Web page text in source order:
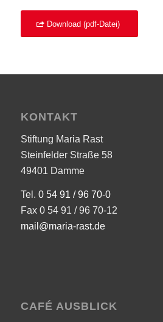
Download (pdf-Datei)
KONTAKT
Stiftung Maria Rast
Steinfelder Straße 58
49401 Damme
Tel. 0 54 91 / 96 70-0
Fax 0 54 91 / 96 70-12
mail@maria-rast.de
CAFÉ AUSBLICK